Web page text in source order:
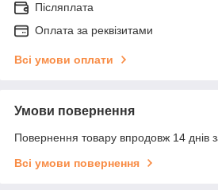
Післяплата
Оплата за реквізитами
Всі умови оплати
Умови повернення
Повернення товару впродовж 14 днів
Всі умови повернення